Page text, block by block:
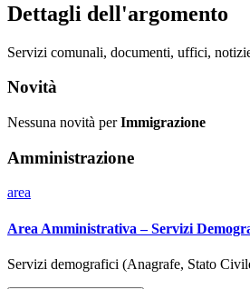
Dettagli dell'argomento
Servizi comunali, documenti, uffici,
Novità
Nessuna novità perImmigrazione
Amministrazione
area
Area Amministrativa – Servizi
Servizi demografici (Anagrafe, Stato